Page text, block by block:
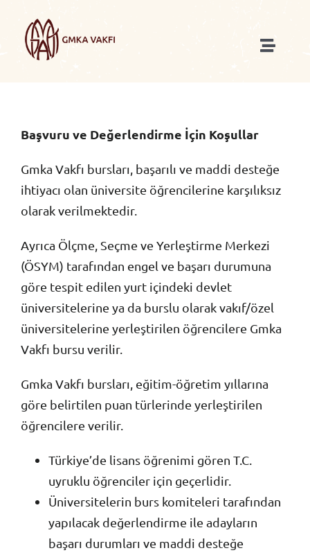
content
Toggle
Biz Kimiz
Biz Nasıl Çalışırız
Blog
İletişim
Bağışlarınız İçin
Başvuru ve Değerlendirme İçin Koşullar
Gmka Vakfı bursları, başarılı ve maddi desteğe
ihtiyacı olan üniversite öğrencilerine karşılıksız
olarak verilmektedir.
Ayrıca Ölçme, Seçme ve Yerleştirme Merkezi
(ÖSYM) tarafından engel ve başarı durumuna
göre tespit edilen yurt içindeki devlet
üniversitelerine ya da burslu olarak vakıf/özel
üniversitelerine yerleştirilen öğrencilere Gmka
Vakfı bursu verilir.
Gmka Vakfı bursları, eğitim-öğretim yıllarına
göre belirtilen puan türlerinde yerleştirilen
öğrencilere verilir.
Türkiye’de lisans öğrenimi gören T.C.
uyruklu öğrenciler için geçerlidir.
Üniversitelerin burs komiteleri tarafından
yapılacak değerlendirme ile adayların
başarı durumları ve maddi desteğe